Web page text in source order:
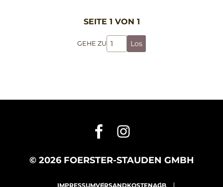
SEITE 1 VON 1
GEHE ZU Los
© 2026 FOERSTER-STAUDEN GMBH
IMPRESSUMVERSANDKOSTENAGB